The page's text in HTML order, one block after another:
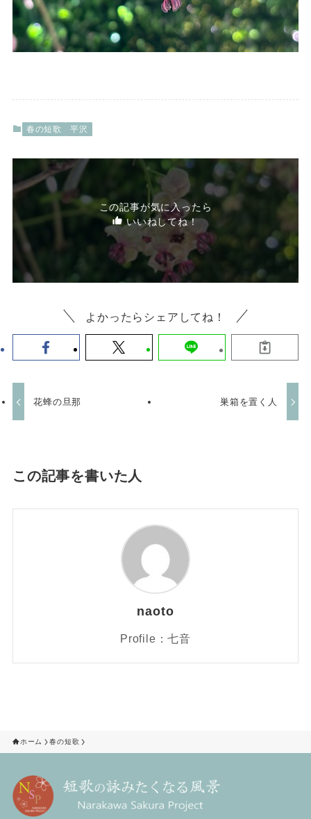
春の短歌 平沢
この記事が気に入ったら
いいねしてね！
よかったらシェアしてね！
花蜂の旦那 巣箱を置く人
この記事を書いた人
naoto
Profile：七音
ホーム 春の短歌